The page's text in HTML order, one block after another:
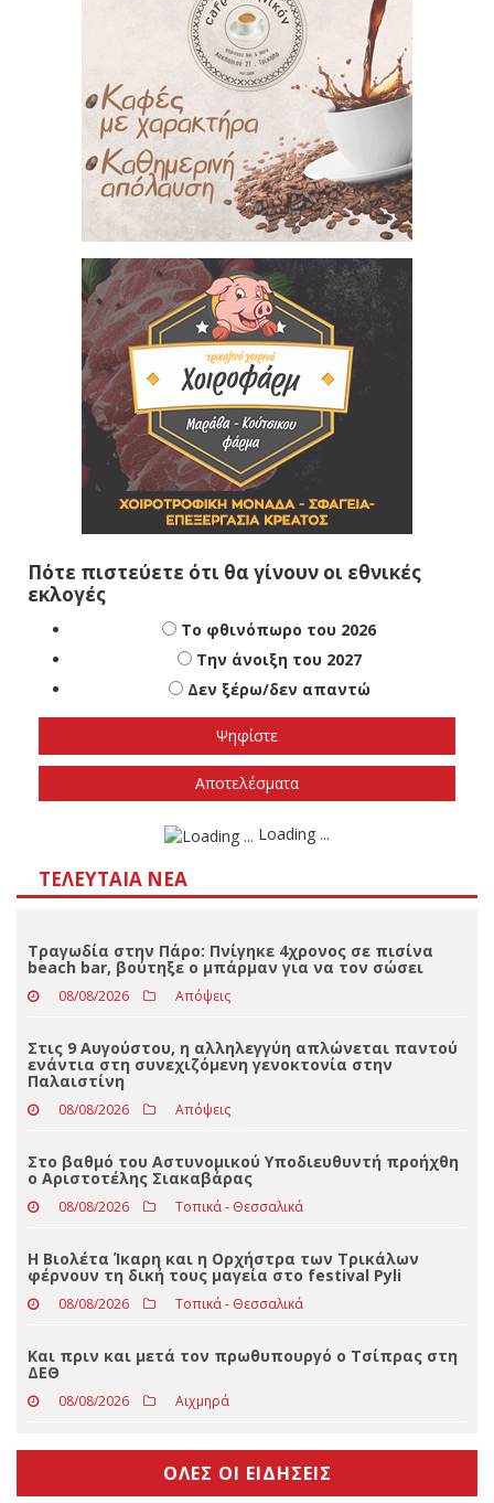
Πότε πιστεύετε ότι θα γίνουν οι εθνικές
εκλογές
Το φθινόπωρο του 2026
Την άνοιξη του 2027
Δεν ξέρω/δεν απαντώ
Αποτελέσματα
Loading ...
Τραγωδία στην Πάρο: Πνίγηκε 4χρονος σε πισίνα
beach bar, βούτηξε ο μπάρμαν για να τον σώσει
08/08/2026 Απόψεις
Στις 9 Αυγούστου, η αλληλεγγύη απλώνεται παντού
ενάντια στη συνεχιζόμενη γενοκτονία στην
Παλαιστίνη
Απόψεις
Στο βαθμό του Αστυνομικού Υποδιευθυντή προήχθη
ο Αριστοτέλης Σιακαβάρας
08/08/2026 Τοπικά - Θεσσαλικά
Η Βιολέτα Ίκαρη και η Ορχήστρα των Τρικάλων
φέρνουν τη δική τους μαγεία στο festival Pyli
08/08/2026 Τοπικά - Θεσσαλικά
Και πριν και μετά τον πρωθυπουργό ο Τσίπρας στη
ΔΕΘ
08/08/2026 Αιχμηρά
ΟΛΕΣ ΟΙ ΕΙΔΗΣΕΙΣ
weaved by ΕΓΚΡΙΤΟΣ